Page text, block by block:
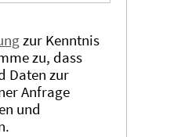
zur Kenntnis
zu, dass
Daten zur
Anfrage
und